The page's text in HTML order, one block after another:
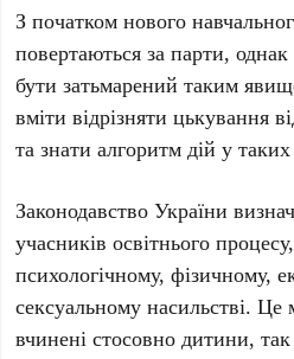
З початком нового
повертаються за парти,
бути затьмарений таким
вміти відрізняти цькування
та знати алгоритм дій у
Законодавство України
учасників освітнього
психологічному, фізичному,
сексуальному насильстві. Це
вчинені стосовно дитини,